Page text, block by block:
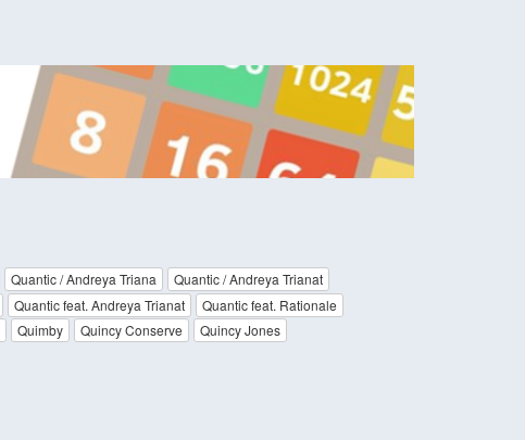
Quantic / Andreya Triana
Quantic / Andreya Trianat
Quantic feat. Andreya Trianat
Quantic feat. Rationale
Quimby Quincy Conserve
Quincy Jones